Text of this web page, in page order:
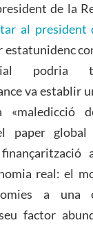
de la
al president
podria
va establir
paper
real: el
a una
factor